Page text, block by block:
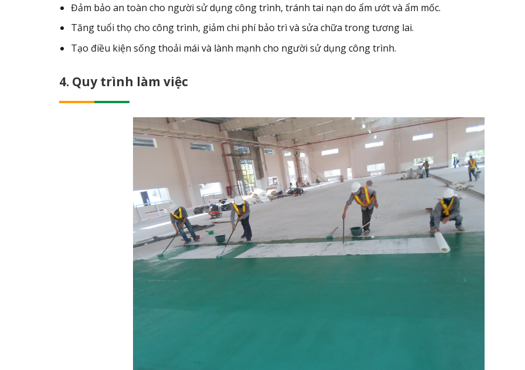
Đảm bảo an toàn cho người sử dụng công trình, tránh tai nạn do ẩm ướt và ẩm mốc.
Tăng tuổi thọ cho công trình, giảm chi phí bảo trì và sửa chữa trong tương lai.
Tạo điều kiện sống thoải mái và lành mạnh cho người sử dụng công trình.
4. Quy trình làm việc